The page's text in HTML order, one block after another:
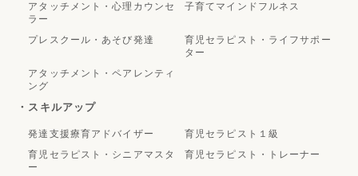
アタッチメント・心理カウンセ
ラー
子育てマインドフルネス
プレスクール・あそび発達
育児セラピスト・ライフサポー
ター
アタッチメント・ペアレンティ
ング
・スキルアップ
発達支援療育アドバイザー
育児セラピスト１級
育児セラピスト・シニアマスタ
ー
育児セラピスト・トレーナー